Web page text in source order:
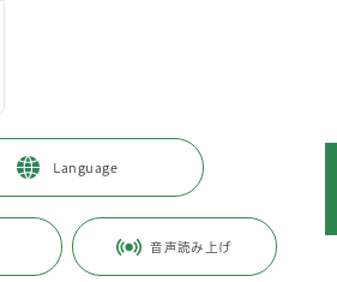
Language
音声読み上げ
政策・財政 > 国際化の推進
更新日付：2026年3月24日 / ページ番号：C120210